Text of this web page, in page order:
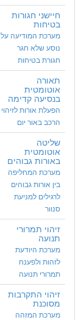
חיישני חגורות
בטיחות
מערכת המודיעה על
נוסע שלא חגר
חגורת בטיחות
תאורה
אוטומטית
בנסיעה קדימה
הפעלת אורות לזיהוי
הרכב באור יום
שליטה
אוטומטית
באורות גבוהים
מערכת המחליפה
בין אורות גבוהים
לרגילים למניעת
סנוור
זיהוי תמרורי
תנועה
מערכת היודעת
לזהות ולפענח
תמרורי תנועה
זיהוי התקרבות
מסוכנת
מערכת המזהה